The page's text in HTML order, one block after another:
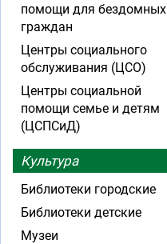
помощи для бездомных
граждан
Центры социального
обслуживания (ЦСО)
Центры социальной
помощи семье и детям
(ЦСПСиД)
Культура
Библиотеки городские
Библиотеки детские
Музеи